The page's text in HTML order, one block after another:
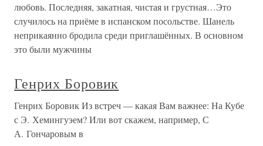
любовь. Последняя, закатная, чистая и грустная…Это
случилось на приёме в испанском посольстве. Шанель
неприкаянно бродила среди приглашённых. В основном
это были мужчины
Генрих Боровик
Генрих Боровик Из встреч — какая Вам важнее: На Кубе
с Э. Хемингуэем? Или вот скажем, например, С
А. Гончаровым в